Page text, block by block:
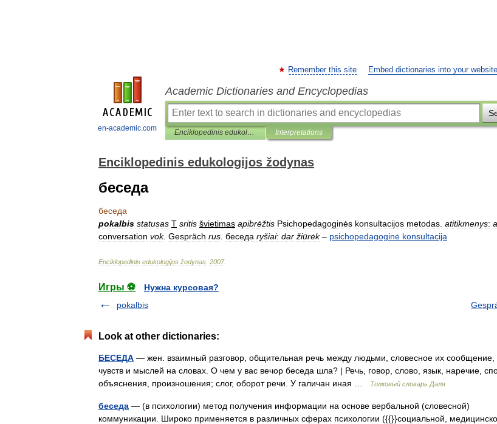
en-academic.com
Remember this site Embed dictionaries into your website
Academic Dictionaries and Encyclopedias
Enciklopedinis edukologijos žodynas Interpretations
Enciklopedinis edukologijos žodynas
беседа
беседа
pokalbis statusas T sritis švietimas apibrėžtis Psichopedagoginės konsultacijos metodas atitikmenys:
conversation vok. Gespräch rus беседа ryšiai: dar žiūrėk– psichopedagoginė konsultacija
Enciklopedinis edukologijos žodynas 2007.
Игры ⚽
Нужна курсовая?
pokalbis
Look at other dictionaries:
БЕСЕДА — жен. взаимный разговор, общительная речь между людьми, словесное их сообщение,
чувств и мыслей на словах. О чем у вас вечор беседа шла? | Речь, говор, слово, язык, наречие,
объяснения, произношения; слог, оборот речи. У галичан иная …
Толковый словарь Даля
беседа — (в психологии) метод получения информации на основе вербальной (словесной)
коммуникации. Широко применяется в различных сферах психологии ({{}}социальной,